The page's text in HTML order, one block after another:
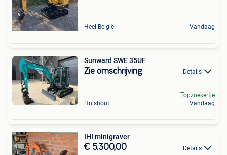
Heel België Vandaag
Sunward SWE 35UF
Zie omschrijving Details
Hulshout
Topzoekertje
Vandaag
IHI minigraver
€ 5.300,00 Details